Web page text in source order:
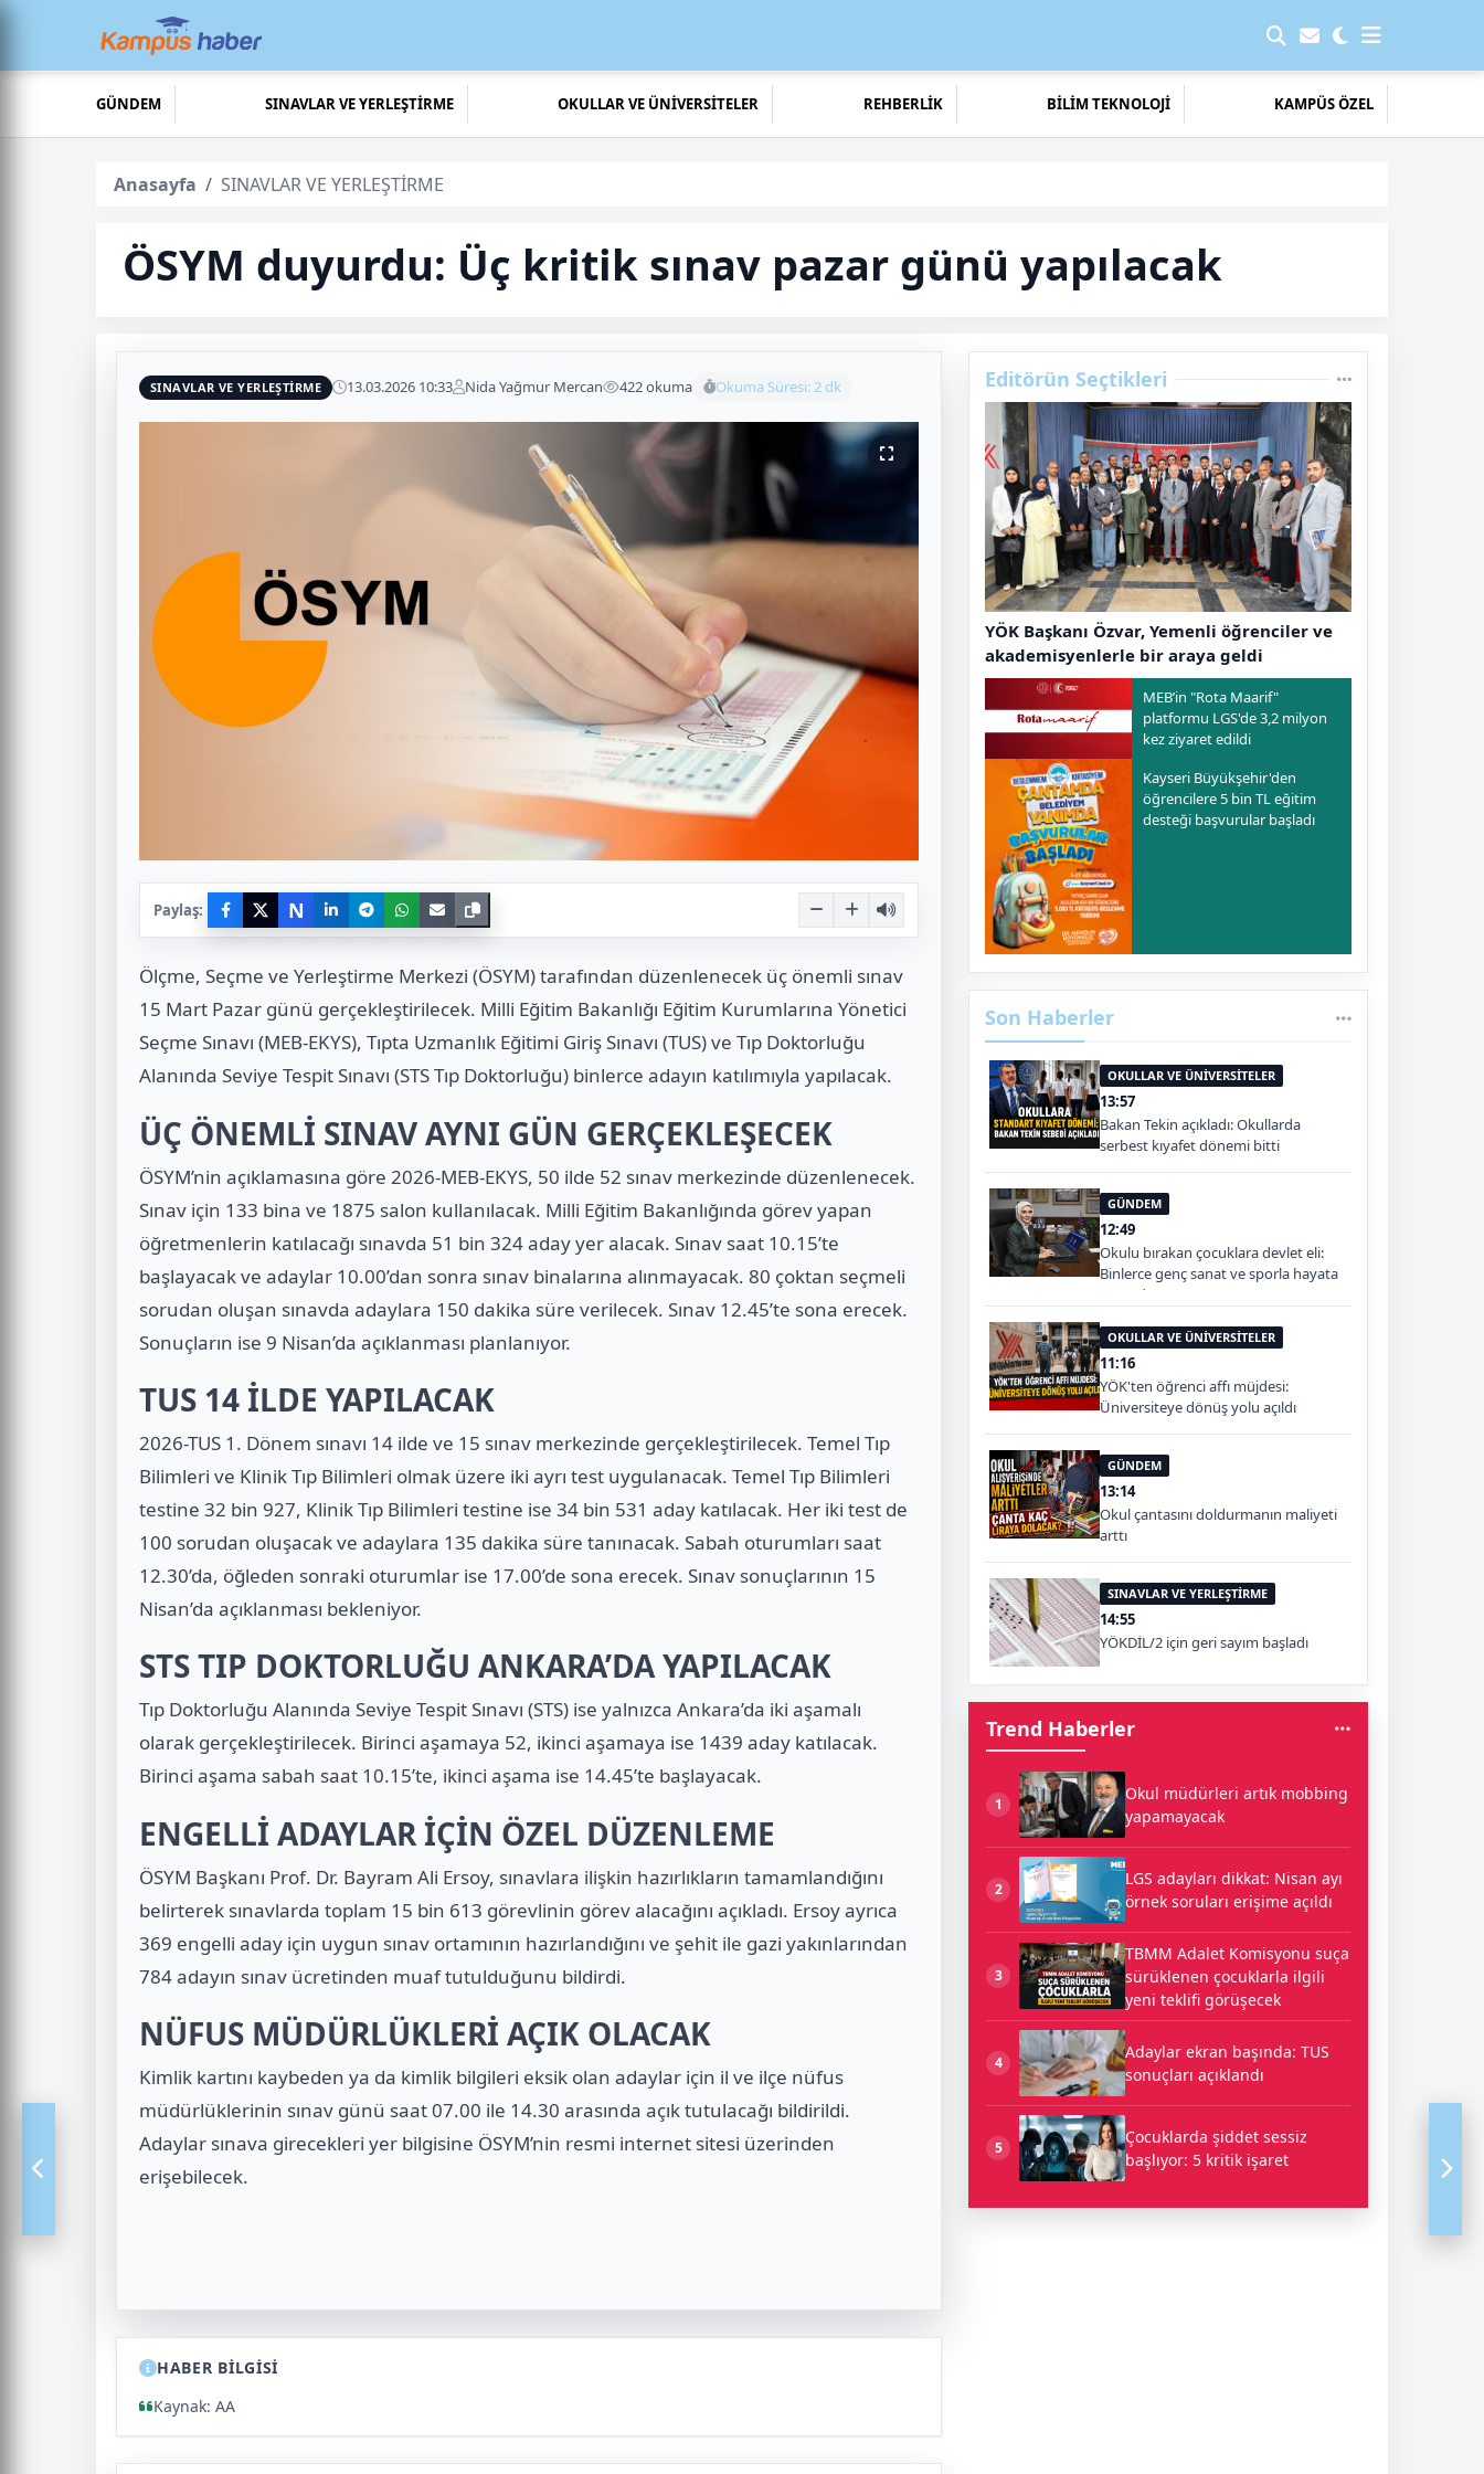
GÜNDEM SINAVLAR VE YERLEŞTİRME OKULLAR VE ÜNİVERSİTELER REHBERLİK BİLİM TEKNOLOJİ KAMPÜS ÖZEL
Anasayfa SINAVLAR VE YERLEŞTİRME
ÖSYM duyurdu: Üç kritik sınav pazar günü yapılacak
SINAVLAR VE YERLEŞTİRME 13.03.2026 10:33 Nida Yağmur Mercan 422 okuma Okuma Süresi: 2 dk
Paylaş: N
Ölçme, Seçme ve Yerleştirme Merkezi (ÖSYM) tarafından düzenlenecek üç önemli sınav
15 Mart Pazar günü gerçekleştirilecek. Milli Eğitim Bakanlığı Eğitim Kurumlarına Yönetici
Seçme Sınavı (MEB-EKYS), Tıpta Uzmanlık Eğitimi Giriş Sınavı (TUS) ve Tıp Doktorluğu
Alanında Seviye Tespit Sınavı (STS Tıp Doktorluğu) binlerce adayın katılımıyla yapılacak.
ÜÇ ÖNEMLİ SINAV AYNI GÜN GERÇEKLEŞECEK
ÖSYM’nin açıklamasına göre 2026-MEB-EKYS, 50 ilde 52 sınav merkezinde düzenlenecek.
Sınav için 133 bina ve 1875 salon kullanılacak. Milli Eğitim Bakanlığında görev yapan
öğretmenlerin katılacağı sınavda 51 bin 324 aday yer alacak. Sınav saat 10.15’te
başlayacak ve adaylar 10.00’dan sonra sınav binalarına alınmayacak. 80 çoktan seçmeli
sorudan oluşan sınavda adaylara 150 dakika süre verilecek. Sınav 12.45’te sona erecek.
Sonuçların ise 9 Nisan’da açıklanması planlanıyor.
TUS 14 İLDE YAPILACAK
2026-TUS 1. Dönem sınavı 14 ilde ve 15 sınav merkezinde gerçekleştirilecek. Temel Tıp
Bilimleri ve Klinik Tıp Bilimleri olmak üzere iki ayrı test uygulanacak. Temel Tıp Bilimleri
testine 32 bin 927, Klinik Tıp Bilimleri testine ise 34 bin 531 aday katılacak. Her iki test de
100 sorudan oluşacak ve adaylara 135 dakika süre tanınacak. Sabah oturumları saat
12.30’da, öğleden sonraki oturumlar ise 17.00’de sona erecek. Sınav sonuçlarının 15
Nisan’da açıklanması bekleniyor.
STS TIP DOKTORLUĞU ANKARA’DA YAPILACAK
Tıp Doktorluğu Alanında Seviye Tespit Sınavı (STS) ise yalnızca Ankara’da iki aşamalı
olarak gerçekleştirilecek. Birinci aşamaya 52, ikinci aşamaya ise 1439 aday katılacak.
Birinci aşama sabah saat 10.15’te, ikinci aşama ise 14.45’te başlayacak.
ENGELLİ ADAYLAR İÇİN ÖZEL DÜZENLEME
ÖSYM Başkanı Prof. Dr. Bayram Ali Ersoy, sınavlara ilişkin hazırlıkların tamamlandığını
belirterek sınavlarda toplam 15 bin 613 görevlinin görev alacağını açıkladı. Ersoy ayrıca
369 engelli aday için uygun sınav ortamının hazırlandığını ve şehit ile gazi yakınlarından
784 adayın sınav ücretinden muaf tutulduğunu bildirdi.
NÜFUS MÜDÜRLÜKLERİ AÇIK OLACAK
Kimlik kartını kaybeden ya da kimlik bilgileri eksik olan adaylar için il ve ilçe nüfus
müdürlüklerinin sınav günü saat 07.00 ile 14.30 arasında açık tutulacağı bildirildi.
Adaylar sınava girecekleri yer bilgisine ÖSYM’nin resmi internet sitesi üzerinden
erişebilecek.
HABER BİLGİSİ
Kaynak: AA
Editörün Seçtikleri
YÖK Başkanı Özvar, Yemenli öğrenciler ve
akademisyenlerle bir araya geldi
MEB’in "Rota Maarif"
platformu LGS'de 3,2 milyon
kez ziyaret edildi
Kayseri Büyükşehir'den
öğrencilere 5 bin TL eğitim
desteği başvurular başladı
Son Haberler
OKULLAR VE ÜNİVERSİTELER
13:57
Bakan Tekin açıkladı: Okullarda
serbest kıyafet dönemi bitti
GÜNDEM
12:49
Okulu bırakan çocuklara devlet eli:
Binlerce genç sanat ve sporla hayata
tutundu
OKULLAR VE ÜNİVERSİTELER
11:16
YÖK'ten öğrenci affı müjdesi:
Üniversiteye dönüş yolu açıldı
GÜNDEM
13:14
Okul çantasını doldurmanın maliyeti
arttı
SINAVLAR VE YERLEŞTİRME
14:55
YÖKDİL/2 için geri sayım başladı
Trend Haberler
1
Okul müdürleri artık mobbing
yapamayacak
2
LGS adayları dikkat: Nisan ayı
örnek soruları erişime açıldı
3
TBMM Adalet Komisyonu suça
sürüklenen çocuklarla ilgili
yeni teklifi görüşecek
4
Adaylar ekran başında: TUS
sonuçları açıklandı
5
Çocuklarda şiddet sessiz
başlıyor: 5 kritik işaret